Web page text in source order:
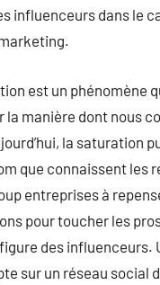
influenceurs dans le
est un phénomène
la manière dont nous
la saturation
que connaissent les
entreprises à
pour toucher les
des influenceurs.
sur un réseau social